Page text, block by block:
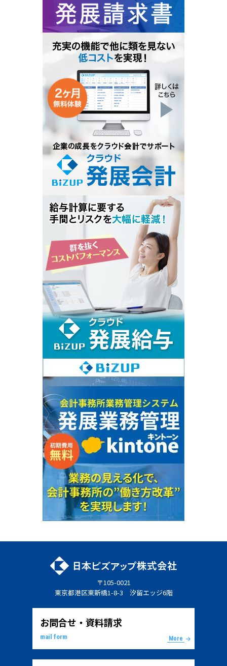
〒105-0021
東京都港区東新橋1-8-3 汐留エッジ6階
お問合せ・資料請求
mail form More